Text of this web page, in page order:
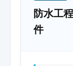
防水工
件